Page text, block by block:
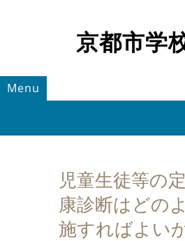
京都市学
Menu
児童生徒等の
康診断はどの
施すればよい